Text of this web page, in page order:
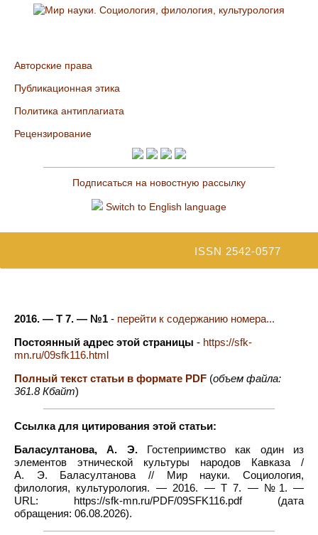
Авторские права
Публикационная этика
Политика антиплагиата
Рецензирование
Подписаться на новостную рассылку
Switch to English language
ISSN 2542-0577
2016. — Т 7. — №1 - перейти к содержанию номера...
Постоянный адрес этой страницы - https://sfk-
mn.ru/09sfk116.html
Полный текст статьи в формате PDF (объем файла:
361.8 Кбайт)
Ссылка для цитирования этой статьи:
Баласултанова, А. Э.Гостеприимство как один из
элементов этнической культуры народов Кавказа /
А. Э. Баласултанова // Мир науки. Социология,
филология, культурология. — 2016. — Т 7. — №1. —
URL: https://sfk-mn.ru/PDF/09SFK116.pdf (дата
обращения: 06.08.2026).